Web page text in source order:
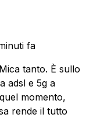
fa
tanto. È sullo
adsl e 5g a
momento,
rende il tutto